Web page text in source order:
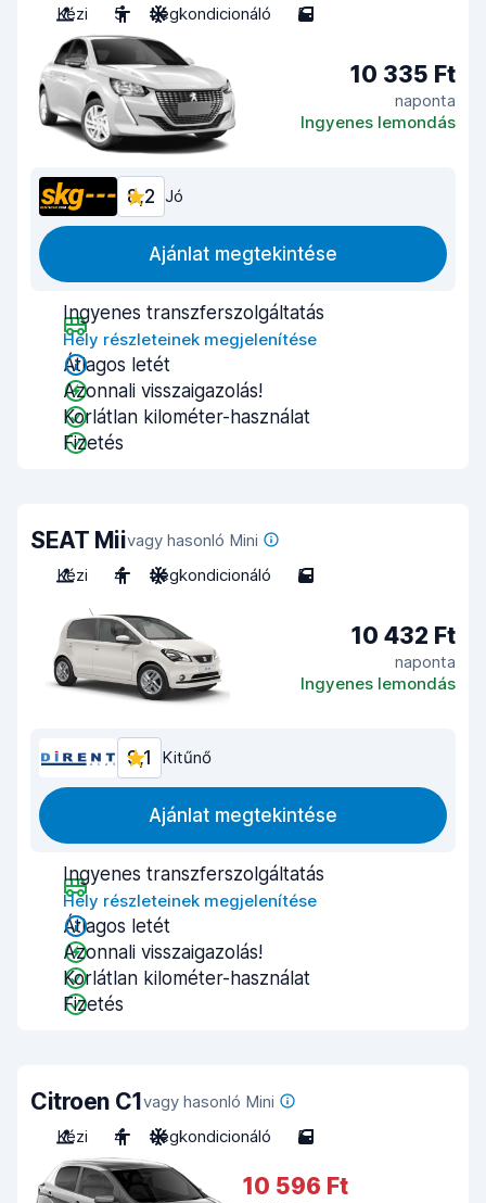
Kézi 5 Légkondicionáló 5
10 335 Ft
naponta
Ingyenes lemondás
8,2 Jó
Ajánlat megtekintése
Ingyenes transzferszolgáltatás
Hely részleteinek megjelenítése
Átlagos letét
Azonnali visszaigazolás!
Korlátlan kilométer-használat
Fizetés
SEAT Miivagy hasonló Mini
Kézi
4 Légkondicionáló 5
10 432 Ft
naponta
Ingyenes lemondás
9,1 Kitűnő
Ajánlat megtekintése
Ingyenes transzferszolgáltatás
Hely részleteinek megjelenítése
Átlagos letét
Azonnali visszaigazolás!
Korlátlan kilométer-használat
Fizetés
Citroen C1vagy hasonló Mini
Kézi
4 Légkondicionáló 5
10 596 Ft